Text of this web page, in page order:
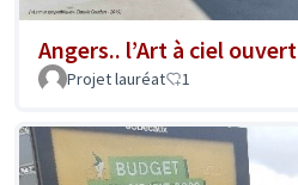
Angers.. l’Art à ciel ouvert
Projet lauréat 1